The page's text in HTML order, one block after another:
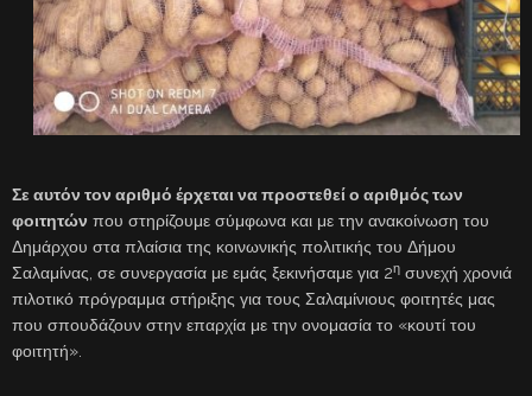
Σε αυτόν τον αριθμό έρχεται να προστεθεί ο αριθμός των
φοιτητών που στηρίζουμε σύμφωνα και με την ανακοίνωση του
Δημάρχου στα πλαίσια της κοινωνικής πολιτικής του Δήμου
Σαλαμίνας, σε συνεργασία με εμάς ξεκινήσαμε για 2η συνεχή χρονιά
πιλοτικό πρόγραμμα στήριξης για τους Σαλαμίνιους φοιτητές μας
που σπουδάζουν στην επαρχία με την ονομασία το «κουτί του
φοιτητή».